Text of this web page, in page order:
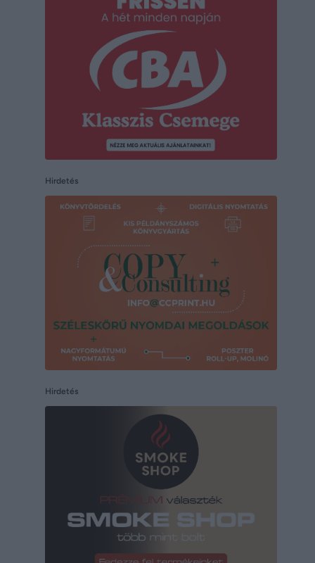
Hirdetés
Hirdetés